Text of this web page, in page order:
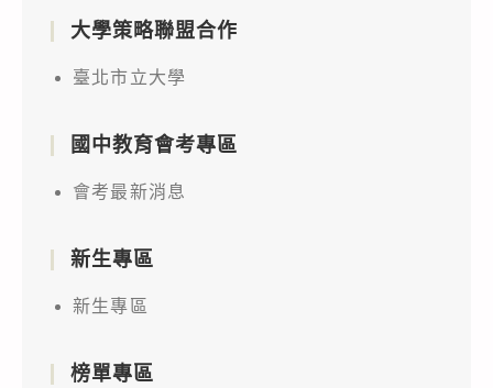
大學策略聯盟合作
臺北市立大學
國中教育會考專區
會考最新消息
新生專區
新生專區
榜單專區